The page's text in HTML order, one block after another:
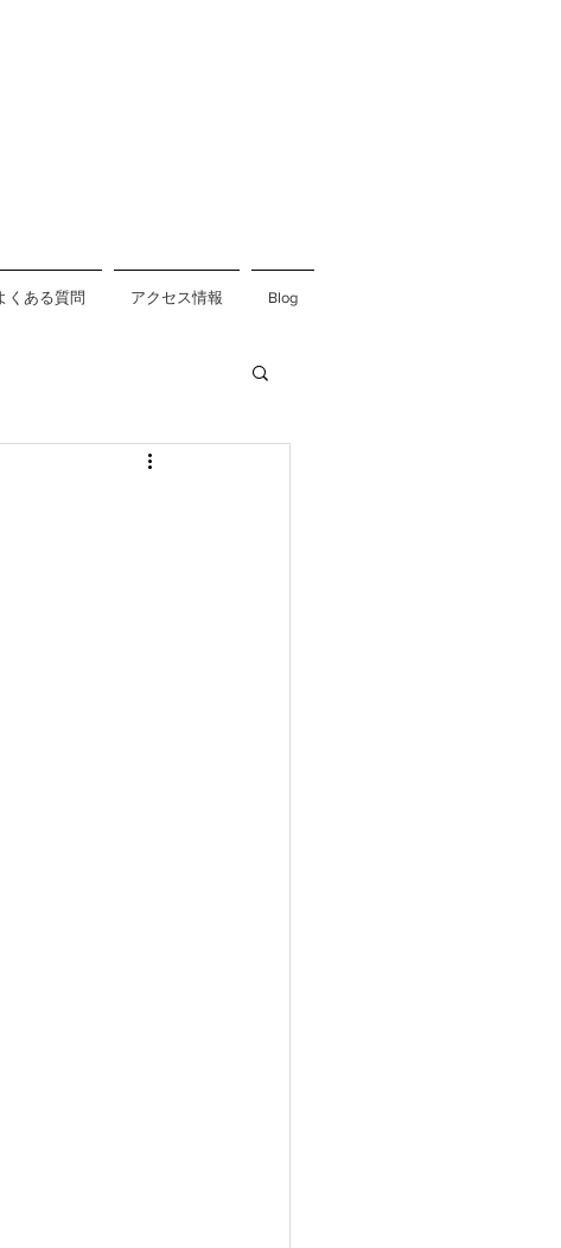
くある質問 アクセス情報 Blog